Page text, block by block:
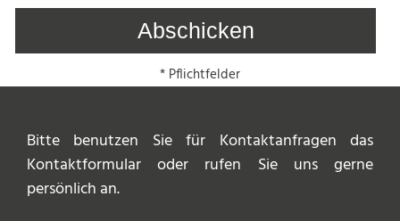
* Pflichtfelder
Bitte benutzen Sie für Kontaktanfragen das
Kontaktformular oder rufen Sie uns gerne
persönlich an.